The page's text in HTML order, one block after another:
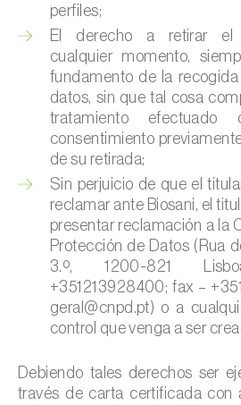
perfiles;
El derecho a retirar el
cualquier momento,
fundamento de la
datos, sin que tal cosa
tratamiento
consentimiento
de su retirada;
Sin perjuicio de que el
reclamar ante Biosani, el
presentar reclamación a la
Protección de Datos (Rua
3.º, 1200-821
+351213928400; fax –
geral@cnpd.pt) o a
control que venga a ser
Debiendo tales derechos ser
través de carta certificada con